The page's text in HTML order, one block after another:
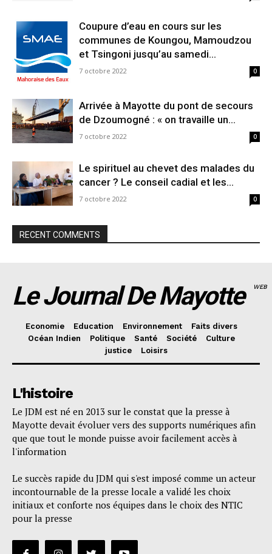
Coupure d’eau en cours sur les
communes de Koungou, Mamoudzou
et Tsingoni jusqu’au samedi...
7 octobre 2022 0
Arrivée à Mayotte du pont de secours
de Dzoumogné : « on travaille un...
7 octobre 2022 0
Le spirituel au chevet des malades du
cancer ? Le conseil cadial et les...
7 octobre 2022 0
RECENT COMMENTS
Le Journal De Mayotte WEB
Economie Education Environnement
Faits divers
Océan Indien
Politique Santé Société
Culture
justice
Loisirs
L'histoire
Le JDM est né en 2013 sur le constat que la presse à
Mayotte devait évoluer vers des supports numériques afin
que que tout le monde puisse avoir facilement accès à
l'information
Le succès rapide du JDM qui s'est imposé comme un acteur
incontournable de la presse locale a validé les choix
initiaux et conforte nos équipes dans le choix des NTIC
pour la presse